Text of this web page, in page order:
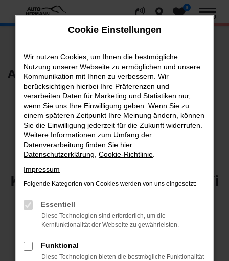
Zum
Hauptinhalt
0
MENÜ
Ausbildungsplatz 2027
zum Kraftfahrzeugmechatroniker (m/w/d)
Wir suchen Dich für eine
Ausbildung zum/zur
Kraftfahrzeugmechatroniker/i
Personenkraftwagentechnik
Cookie Einstellungen
Wir nutzen Cookies, um Ihnen die bestmögliche
Nutzung unserer Webseite zu ermöglichen und unsere
Kommunikation mit Ihnen zu verbessern. Wir
berücksichtigen hierbei Ihre Präferenzen und
verarbeiten Daten für Marketing und Statistiken nur,
wenn Sie uns Ihre Einwilligung geben. Wenn Sie zu
einem späteren Zeitpunkt Ihre Meinung ändern, können
Sie die Einwilligung jederzeit für die Zukunft widerrufen.
Weitere Informationen zum Umfang der
Datenverarbeitung finden Sie hier:
Datenschutzerklärung Cookie-Richtlinie
Impressum
Folgende Kategorien von Cookies werden von uns eingesetzt:
Essentiell
Diese Technologien sind erforderlich, um die
Kernfunktionalität der Webseite zu gewährleisten.
Funktional
Diese Technologien bieten die bestmögliche Funktionalität